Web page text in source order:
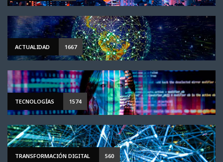
ACTUALIDAD 1667
TECNOLOGÍAS 1574
TRANSFORMACIÓN DIGITAL 560